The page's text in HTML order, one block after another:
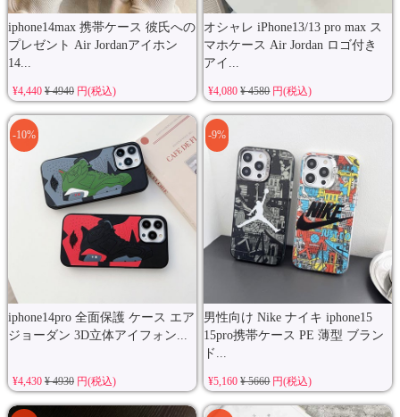
iphone14max 携帯ケース 彼氏への
プレゼント Air Jordanアイホン
14...
¥4,440 ¥ 4940円(税込)
オシャレ iPhone13/13 pro max ス
マホケース Air Jordan ロゴ付き
アイ...
¥4,080¥ 4580円(税込)
iphone14pro 全面保護 ケース エア
ジョーダン 3D立体アイフォン...
-10%
¥4,430 ¥ 4930円(税込)
男性向け Nike ナイキ iphone15
15pro携帯ケース PE 薄型 ブラン
ド...
-9%
¥5,160¥ 5660円(税込)